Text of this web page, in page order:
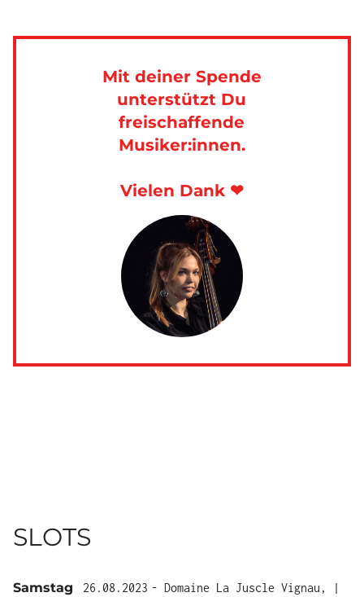
Mit deiner Spende
unterstützt Du
freischaffende
Musiker:innen.
Vielen Dank ❤
SLOTS
Samstag 26.08.2023 - Domaine La Juscle Vignau, |